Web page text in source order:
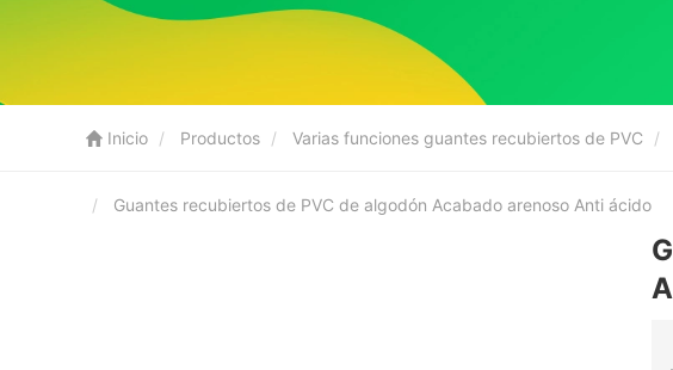
Inicio Productos Varias funciones guantes recubiertos de PVC
Guantes recubiertos de PVC de algodón Acabado arenoso Anti ácido